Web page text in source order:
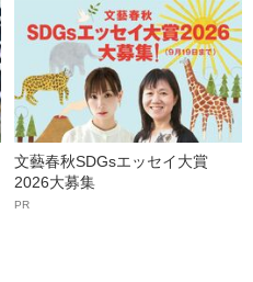
文藝春秋SDGsエッセイ大賞
2026大募集
PR